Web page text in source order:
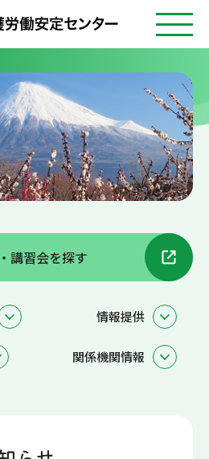
講習会を探す
情報提供
関係機関情報